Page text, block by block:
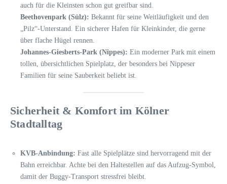
auch für die Kleinsten schon gut greifbar sind.
Beethovenpark (Sülz): Bekannt für seine Weitläufigkeit und den
„Pilz“-Unterstand. Ein sicherer Hafen für Kleinkinder, die gerne
über flache Hügel rennen.
Johannes-Giesberts-Park (Nippes): Ein moderner Park mit einem
tollen, übersichtlichen Spielplatz, der besonders bei Nippeser
Familien für seine Sauberkeit beliebt ist.
Sicherheit & Komfort im Kölner
Stadtalltag
KVB-Anbindung: Fast alle Spielplätze sind hervorragend mit der
Bahn erreichbar. Achte bei den Haltestellen auf das Aufzug-Symbol,
damit der Buggy-Transport stressfrei bleibt.